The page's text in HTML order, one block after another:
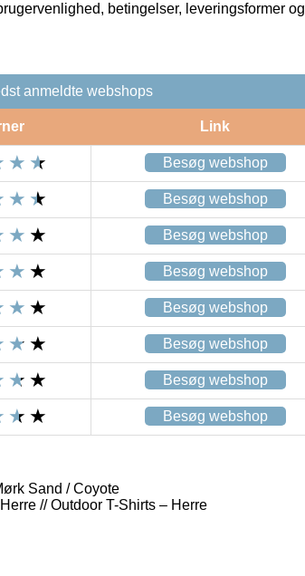
betingelser, leveringsformer og
anmeldte webshops
Link
Besøg webshop
Besøg webshop
Besøg webshop
Besøg webshop
Besøg webshop
Besøg webshop
Besøg webshop
Besøg webshop
Sand / Coyote
// Outdoor T-Shirts – Herre